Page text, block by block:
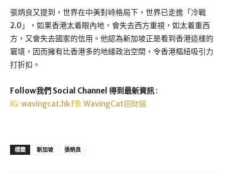
張炳良又提到，世界在中美對峙格局下，世界已走進「冷戰
2.0」，如果香港太着眼內地，會失去西方重視，如太着重西
方，又會失去國家的信用。他認為新加坡正是看到香港這樣的
窘境，因而擁有比香港多的地緣政治空間，令香港樞紐吸引力
打折扣。
Follow我們 Social Channel 得到最新資訊 :
IG: wavingcat.hk FB: WavingCat招財貓
標籤 新加坡 張炳良